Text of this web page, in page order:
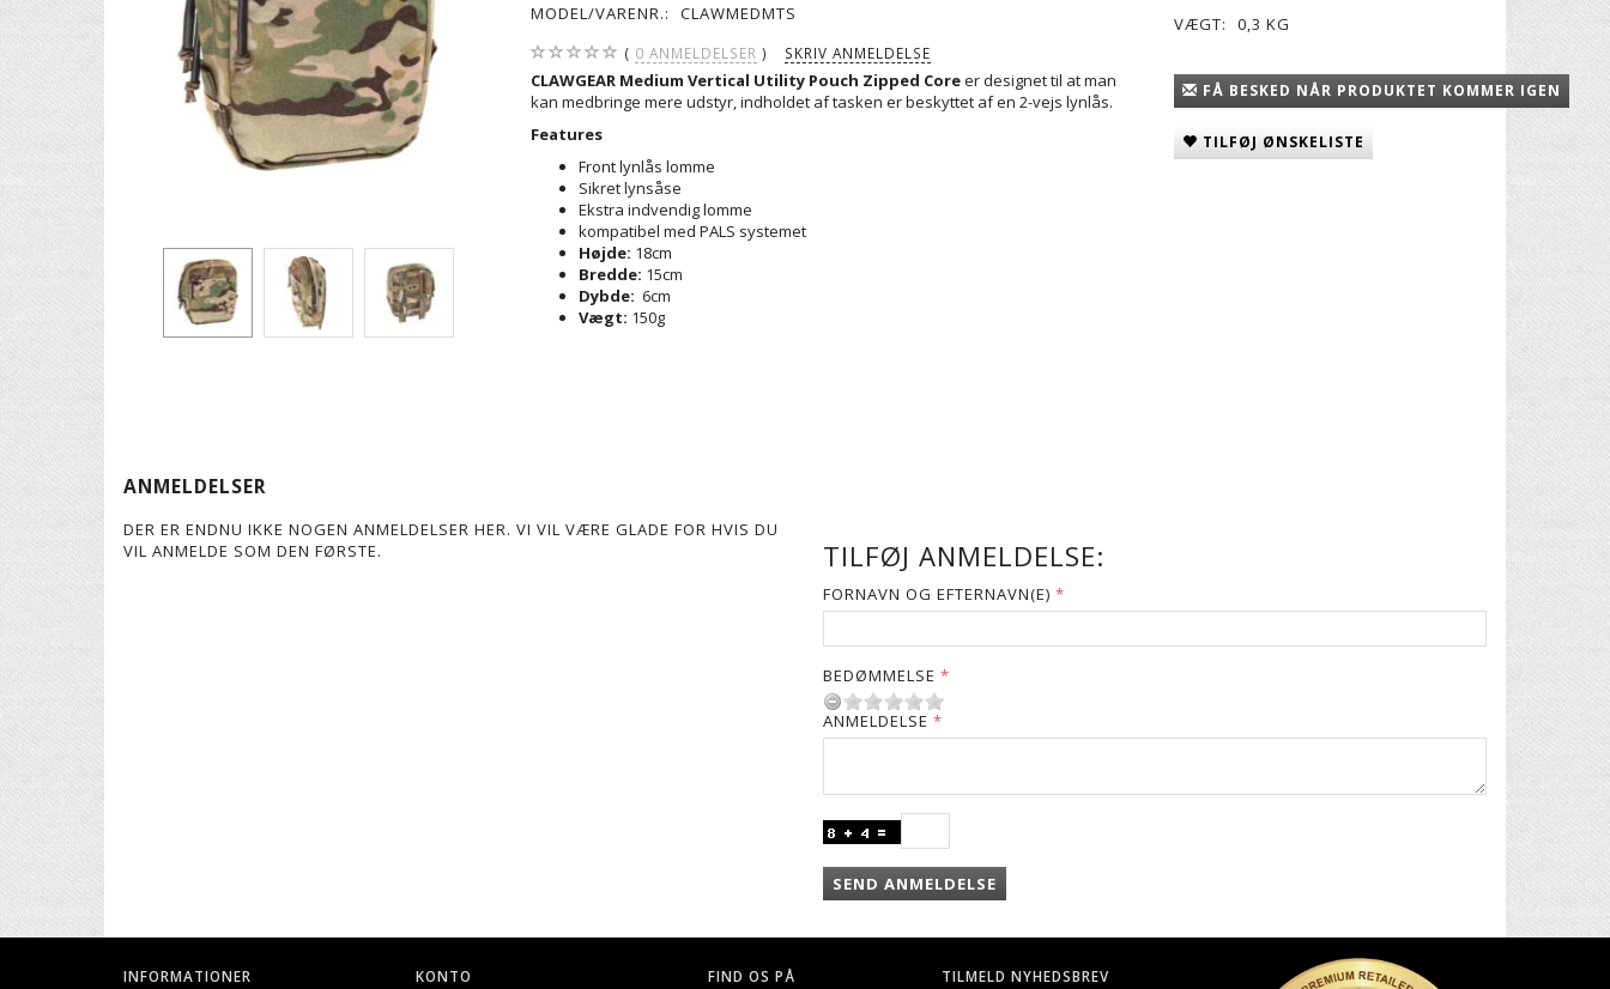
MODEL/VARENR.: CLAWMEDMTS
0 ANMELDELSER SKRIV ANMELDELSE
CLAWGEAR Medium Vertical Utility Pouch Zipped Coreer designet til at man
kan medbringe mere udstyr, indholdet af tasken er beskyttet af en 2-vejs lynlås.
Features
Front lynlås lomme
Sikret lynsåse
Ekstra indvendig lomme
kompatibel med PALS systemet
Højde: 18cm
Bredde: 15cm
Dybde: 6cm
Vægt: 150g
VÆGT:
0,3 KG
FÅ BESKED NÅR PRODUKTET KOMMER IGEN
TILFØJ ØNSKELISTE
ANMELDELSER
DER ER ENDNU IKKE NOGEN ANMELDELSER HER. VI VIL VÆRE GLADE FOR HVIS DU
VIL ANMELDE SOM DEN FØRSTE.
TILFØJ ANMELDELSE:
FORNAVN OG EFTERNAVN(E)
BEDØMMELSE
ANMELDELSE
SEND ANMELDELSE
INFORMATIONER KONTO FIND OS PÅ TILMELD NYHEDSBREV